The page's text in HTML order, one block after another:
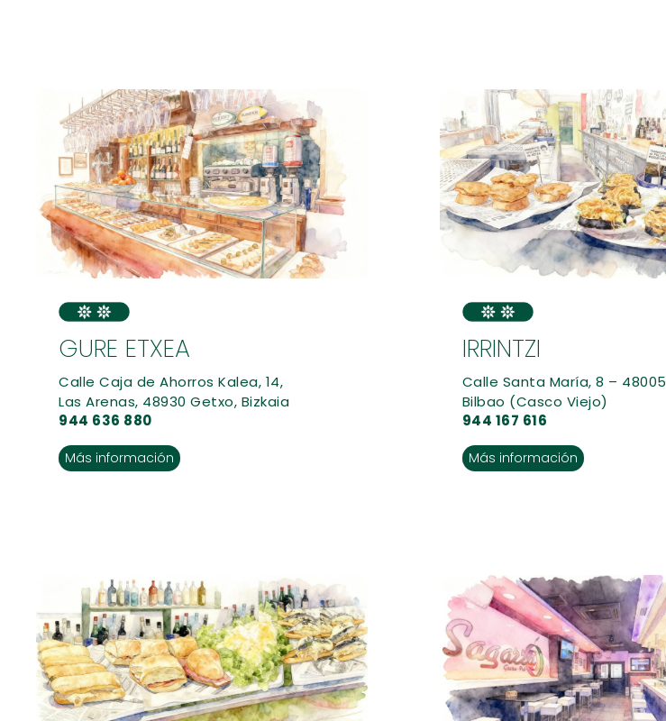
GURE ETXEA
Calle Caja de Ahorros Kalea, 14,
Las Arenas, 48930 Getxo, Bizkaia
944 636 880
Más información
IRRINTZI
Calle Santa María, 8 – 48005
Bilbao (Casco Viejo)
944 167 616
Más información